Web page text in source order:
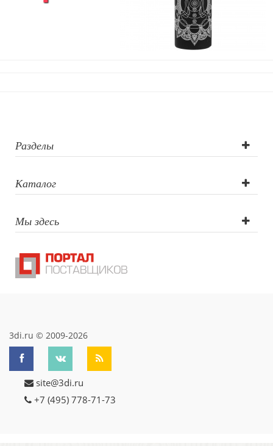
Разделы
Каталог
Мы здесь
3di.ru © 2009-2026
site@3di.ru
+7 (495) 778-71-73